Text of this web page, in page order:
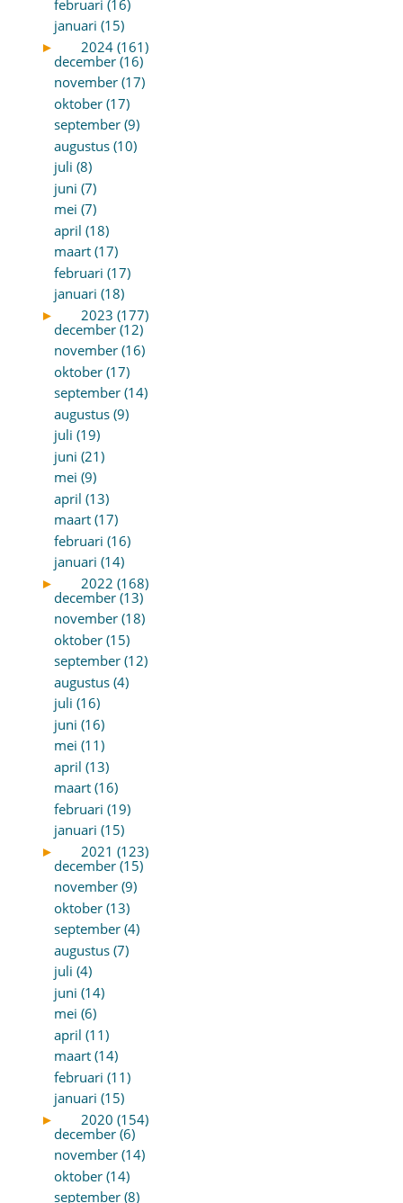
februari (16)
januari (15)
►
2024 (161)
december (16)
november (17)
oktober (17)
september (9)
augustus (10)
juli (8)
juni (7)
mei (7)
april (18)
maart (17)
februari (17)
januari (18)
►
2023 (177)
december (12)
november (16)
oktober (17)
september (14)
augustus (9)
juli (19)
juni (21)
mei (9)
april (13)
maart (17)
februari (16)
januari (14)
►
2022 (168)
december (13)
november (18)
oktober (15)
september (12)
augustus (4)
juli (16)
juni (16)
mei (11)
april (13)
maart (16)
februari (19)
januari (15)
►
2021 (123)
december (15)
november (9)
oktober (13)
september (4)
augustus (7)
juli (4)
juni (14)
mei (6)
april (11)
maart (14)
februari (11)
januari (15)
►
2020 (154)
december (6)
november (14)
oktober (14)
september (8)